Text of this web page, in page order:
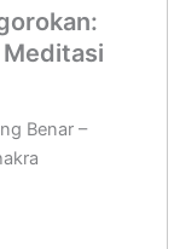
Benar –